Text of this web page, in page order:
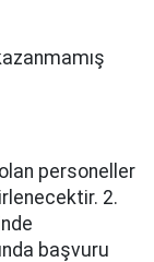
personeller
2.
başvuru